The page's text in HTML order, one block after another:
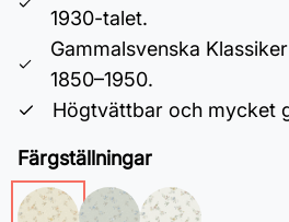
1930-talet.
Gammalsvenska
1850–1950.
Högtvättbar och mycket
Färgställningar